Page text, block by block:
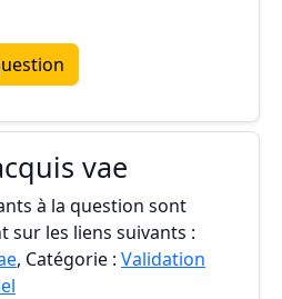
vae
à la question sont
sur les liens suivants :
, Catégorie : Validation